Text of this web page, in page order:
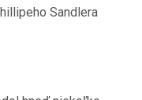
Sandlera